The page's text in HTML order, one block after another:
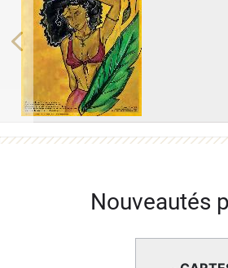
Previous
Nouveautés